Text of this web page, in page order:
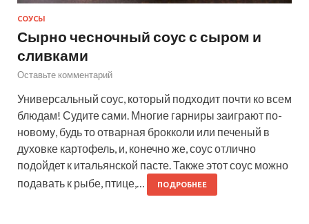
СОУСЫ
Сырно чесночный соус с сыром и
сливками
Оставьте комментарий
Универсальный соус, который подходит почти ко всем
блюдам! Судите сами. Многие гарниры заиграют по-
новому, будь то отварная брокколи или печеный в
духовке картофель, и, конечно же, соус отлично
подойдет к итальянской пасте. Также этот соус можно
подавать к рыбе, птице,…
ПОДРОБНЕЕ